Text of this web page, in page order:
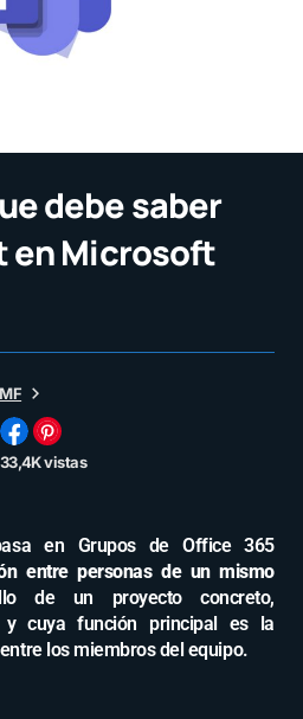
debe saber
en Microsoft
33,4K vistas
en Grupos de Office 365
entre personas de un mismo
de un proyecto concreto,
y cuya función principal es la
los miembros del equipo.